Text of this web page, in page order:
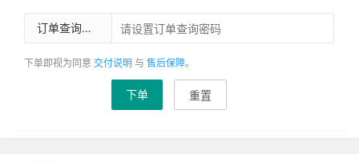
订单查询密码
下单即视为同意 交付说明 与 售后保障。
下单 重置